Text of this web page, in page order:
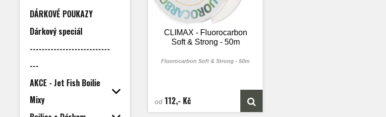
DÁRKOVÉ POUKAZY
Dárkový speciál
---------------------------
---
AKCE - Jet Fish Boilie
Mixy
CLIMAX - Fluorocarbon
Soft & Strong - 50m
Fluorocarbon Soft & Strong - 50m
od 112,- Kč